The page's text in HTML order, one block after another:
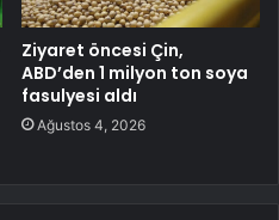
Ziyaret öncesi Çin,
ABD’den 1 milyon ton soya
fasulyesi aldı
Ağustos 4, 2026